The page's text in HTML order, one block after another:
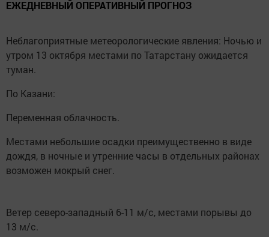
ЕЖЕДНЕВНЫЙ ОПЕРАТИВНЫЙ ПРОГНОЗ
Неблагоприятные метеорологические явления: Ночью и
утром 13 октября местами по Татарстану ожидается
туман.
По Казани:
Переменная облачность.
Местами небольшие осадки преимущественно в виде
дождя, в ночные и утренние часы в отдельных районах
возможен мокрый снег.
Ветер северо-западный 6-11 м/с, местами порывы до
13 м/с.